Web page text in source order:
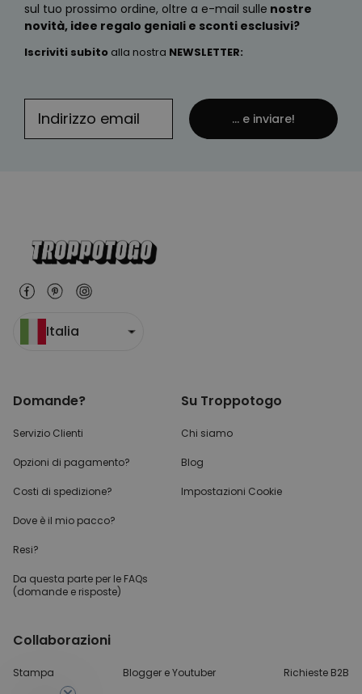
sul tuo prossimo ordine, oltre a e-mail sulle nostre
novità, idee regalo geniali e sconti esclusivi?
Iscriviti subito alla nostra NEWSLETTER:
... e inviare!
Italia
Domande?
Servizio Clienti
Opzioni di pagamento?
Costi di spedizione?
Dove è il mio pacco?
Resi?
Da questa parte per le FAQs
(domande e risposte)
Su Troppotogo
Chi siamo
Blog
Impostazioni Cookie
Collaborazioni
Stampa Blogger e Youtuber Richieste B2B
-10%